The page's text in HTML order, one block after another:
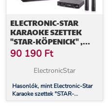
ELECTRONIC-STAR
KARAOKE SZETTEK
"STAR-KÖPENICK" ,
SPB-28 PA
AKTÍV/PASSZÍV DUAL
8" PA HANGFALAK 8
90 190 Ft
ElectronicStar
Hasonlók, mint Electronic-Star
Karaoke szettek "STAR-
Köpenick" , SPB-28 PA